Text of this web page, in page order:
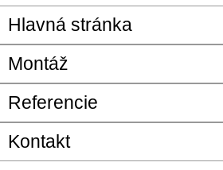
Hlavná stránka
Montáž
Referencie
Kontakt